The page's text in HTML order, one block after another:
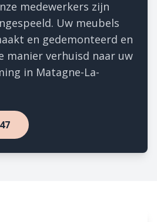
medewerkers zijn
Uw meubels
en gedemonteerd en
manier verhuisd naar uw
in Matagne-La-